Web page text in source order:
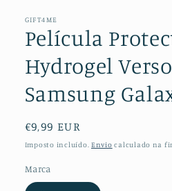
1
modal
GIFT4ME
Película
Hydrogel
Samsung
Preço
normal
€9,99 EUR
Imposto incluído. Envio calculado na
Marca